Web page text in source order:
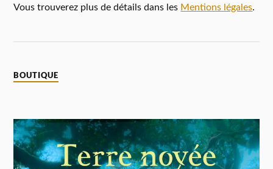
Vous trouverez plus de détails dans les Mentions légales.
BOUTIQUE